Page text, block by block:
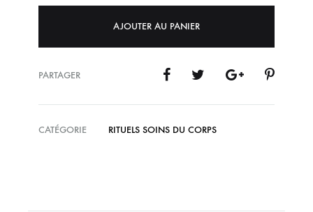
AJOUTER AU PANIER
PARTAGER
CATÉGORIE RITUELS SOINS DU CORPS